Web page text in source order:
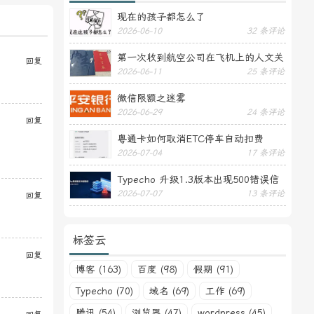
回复
回复
回复
回复
现在的孩子都怎么了
2026-06-10 32 条评论
第一次收到航空公司在飞机上的人文关
怀——送生日贺卡
2026-06-11 25 条评论
微信限额之迷雾
2026-06-29 24 条评论
粤通卡如何取消ETC停车自动扣费
2026-07-04 17 条评论
Typecho 升级1.3版本出现500错误信
息
2026-07-07 13 条评论
标签云
博客 (163) 百度 (98)
假期 (91)
Typecho (70)
域名 (69)
工作 (69)